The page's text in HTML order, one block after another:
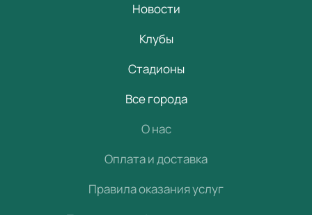
Новости
Клубы
Стадионы
Все города
О нас
Оплата и доставка
Правила оказания услуг